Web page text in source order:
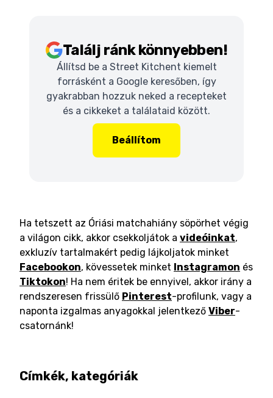
Találj ránk könnyebben!
Állítsd be a Street Kitchent kiemelt
forrásként a Google keresőben, így
gyakrabban hozzuk neked a recepteket
és a cikkeket a találataid között.
Beállítom
Ha tetszett az Óriási matchahiány söpörhet végig
a világon cikk, akkor csekkoljátok a videóinkat,
exkluzív tartalmakért pedig lájkoljatok minket
Facebookon, kövessetek minket Instagramon és
Tiktokon! Ha nem éritek be ennyivel, akkor irány a
rendszeresen frissülő Pinterest-profilunk, vagy a
naponta izgalmas anyagokkal jelentkező Viber-
csatornánk!
Címkék, kategóriák